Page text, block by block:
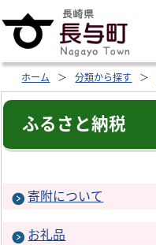
ホーム 分類から探す
ふるさと納税
寄附について
お礼品